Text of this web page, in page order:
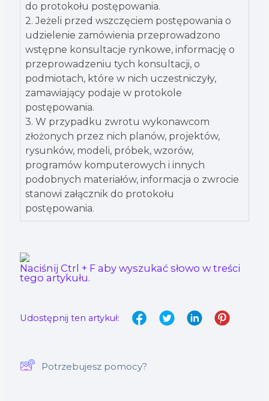
do protokołu postępowania.
2. Jeżeli przed wszczęciem postępowania o
udzielenie zamówienia przeprowadzono
wstępne konsultacje rynkowe, informację o
przeprowadzeniu tych konsultacji, o
podmiotach, które w nich uczestniczyły,
zamawiający podaje w protokole
postępowania.
3. W przypadku zwrotu wykonawcom
złożonych przez nich planów, projektów,
rysunków, modeli, próbek, wzorów,
programów komputerowych i innych
podobnych materiałów, informacja o zwrocie
stanowi załącznik do protokołu
postępowania.
Naciśnij Ctrl + F aby wyszukać słowo w treści
tego artykułu.
Udostępnij ten artykuł:
Potrzebujesz pomocy?